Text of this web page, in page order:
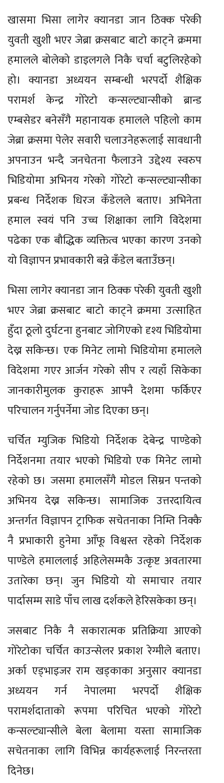
खासमा भिसा लागेर क्यानडा जान ठिक्क परेकी
युवती खुशी भएर जेब्रा क्रसबाट बाटो काट्ने क्रममा
हमालले बोलेको डाइलगले निकै चर्चा बटुलिरहेको
हो। क्यानडा अध्ययन सम्बन्धी भरपर्दो शैक्षिक
परामर्श केन्द्र गोरेटो कन्सल्ट्यान्सीको ब्रान्ड
एम्बसेडर बनेसँगै महानायक हमालले पहिलो काम
जेब्रा क्रसमा पेलेर सवारी चलाउनेहरूलाई सावधानी
अपनाउन भन्दै जनचेतना फैलाउने उद्देश्य स्वरुप
भिडियोमा अभिनय गरेको गोरेटो कन्सल्ट्यान्सीका
प्रबन्ध निर्देशक धिरज कँडेलले बताए। अभिनेता
हमाल स्वयं पनि उच्च शिक्षाका लागि विदेशमा
पढेका एक बौद्धिक व्यक्तित्व भएका कारण उनको
यो विज्ञापन प्रभावकारी बन्ने कँडेल बताउँछन्।
भिसा लागेर क्यानडा जान ठिक्क परेकी युवती खुशी
भएर जेब्रा क्रसबाट बाटो काट्ने क्रममा उत्साहित
हुँदा ठूलो दुर्घटना हुनबाट जोगिएको दृश्य भिडियोमा
देख्न सकिन्छ। एक मिनेट लामो भिडियोमा हमालले
विदेशमा गएर आर्जन गरेको सीप र त्यहाँ सिकेका
जानकारीमुलक कुराहरू आफ्नै देशमा फर्किएर
परिचालन गर्नुपर्नेमा जोड दिएका छन्।
चर्चित म्युजिक भिडियो निर्देशक देबेन्द्र पाण्डेको
निर्देशनमा तयार भएको भिडियो एक मिनेट लामो
रहेको छ। जसमा हमालसँगै मोडल सिम्रन पन्तको
अभिनय देख्न सकिन्छ। सामाजिक उत्तरदायित्व
अन्तर्गत विज्ञापन ट्राफिक सचेतनाका निम्ति निक्कै
नै प्रभाकारी हुनेमा आँफू विश्वस्त रहेको निर्देशक
पाण्डेले हमाललाई अहिलेसम्मकै उत्कृष्ट अवतारमा
उतारेका छन्। जुन भिडियो यो समाचार तयार
पार्दासम्म साडे पाँच लाख दर्शकले हेरिसकेका छन्।
जसबाट निकै नै सकारात्मक प्रतिक्रिया आएको
गोरेटोका चर्चित काउन्सेलर प्रकाश रेग्मीले बताए।
अर्का एड्भाइजर राम खड्काका अनुसार क्यानडा
अध्ययन गर्न नेपालमा भरपर्दो शैक्षिक
परामर्शदाताको रूपमा परिचित भएको गोरेटो
कन्सल्ट्यान्सीले बेला बेलामा यस्ता सामाजिक
सचेतनाका लागि विभिन्न कार्यहरूलाई निरन्तरता
दिनेछ।